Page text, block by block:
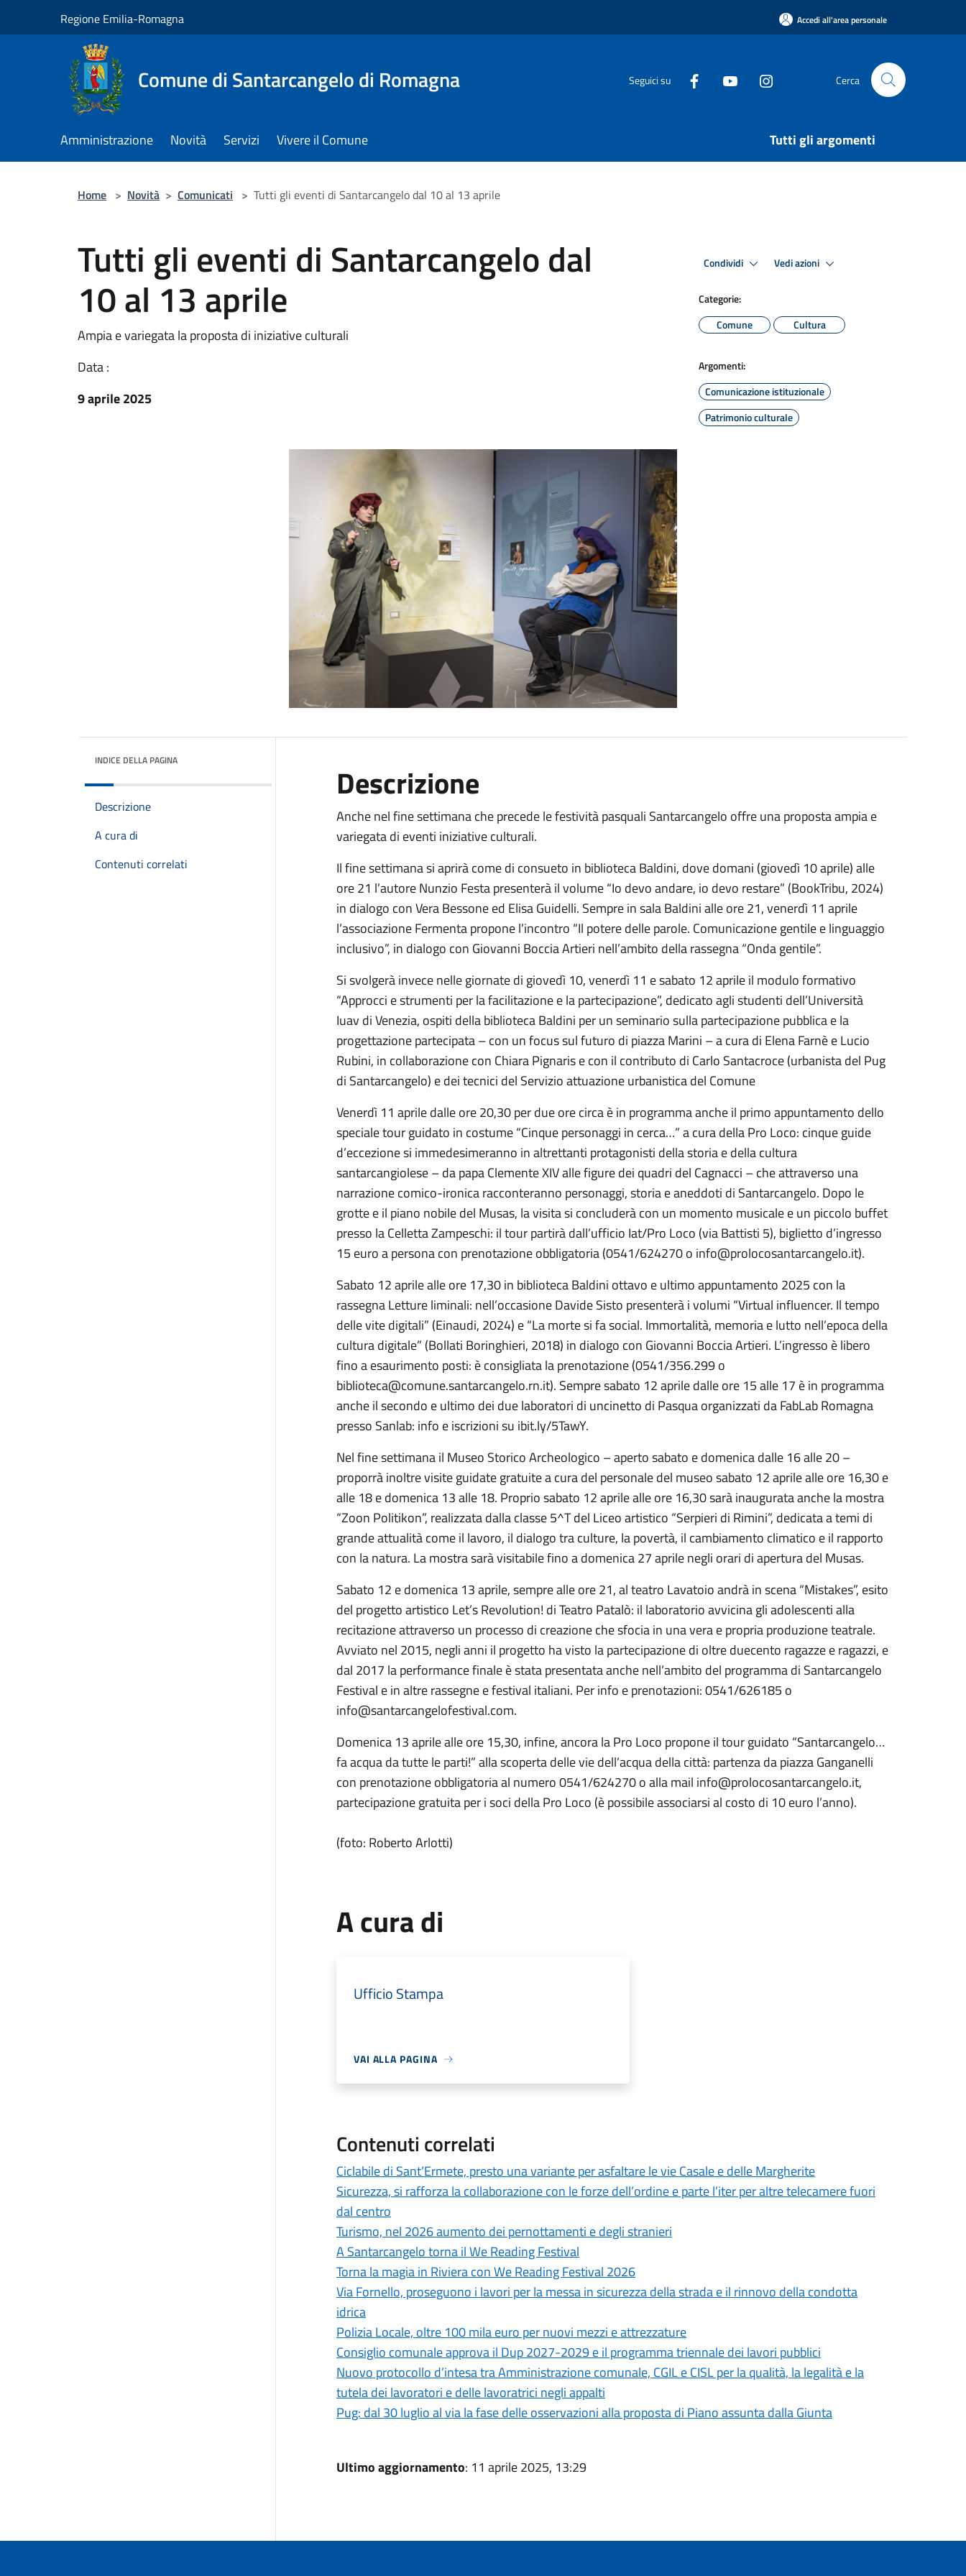
Regione Emilia-Romagna Accedi all'area personale
Comune di Santarcangelo di Romagna Seguici su Cerca
Amministrazione Novità Servizi Vivere il Comune Tutti gli argomenti
Home > Novità > Comunicati > Tutti gli eventi di Santarcangelo dal 10 al 13 aprile
Tutti gli eventi di Santarcangelo dal
10 al 13 aprile
Ampia e variegata la proposta di iniziative culturali
Data :
9 aprile 2025
Condividi Vedi azioni
Categorie:
Comune
Cultura
Argomenti:
Comunicazione istituzionale
Patrimonio culturale
INDICE DELLA PAGINA
Descrizione
A cura di
Contenuti correlati
Descrizione
Anche nel fine settimana che precede le festività pasquali Santarcangelo offre una proposta ampia e
variegata di eventi iniziative culturali.
Il fine settimana si aprirà come di consueto in biblioteca Baldini, dove domani (giovedì 10 aprile) alle
ore 21 l’autore Nunzio Festa presenterà il volume “Io devo andare, io devo restare” (BookTribu, 2024)
in dialogo con Vera Bessone ed Elisa Guidelli. Sempre in sala Baldini alle ore 21, venerdì 11 aprile
l’associazione Fermenta propone l’incontro “Il potere delle parole. Comunicazione gentile e linguaggio
inclusivo”, in dialogo con Giovanni Boccia Artieri nell’ambito della rassegna “Onda gentile”.
Si svolgerà invece nelle giornate di giovedì 10, venerdì 11 e sabato 12 aprile il modulo formativo
“Approcci e strumenti per la facilitazione e la partecipazione”, dedicato agli studenti dell’Università
Iuav di Venezia, ospiti della biblioteca Baldini per un seminario sulla partecipazione pubblica e la
progettazione partecipata – con un focus sul futuro di piazza Marini – a cura di Elena Farnè e Lucio
Rubini, in collaborazione con Chiara Pignaris e con il contributo di Carlo Santacroce (urbanista del Pug
di Santarcangelo) e dei tecnici del Servizio attuazione urbanistica del Comune
Venerdì 11 aprile dalle ore 20,30 per due ore circa è in programma anche il primo appuntamento dello
speciale tour guidato in costume “Cinque personaggi in cerca…” a cura della Pro Loco: cinque guide
d’eccezione si immedesimeranno in altrettanti protagonisti della storia e della cultura
santarcangiolese – da papa Clemente XIV alle figure dei quadri del Cagnacci – che attraverso una
narrazione comico-ironica racconteranno personaggi, storia e aneddoti di Santarcangelo. Dopo le
grotte e il piano nobile del Musas, la visita si concluderà con un momento musicale e un piccolo buffet
presso la Celletta Zampeschi: il tour partirà dall’ufficio Iat/Pro Loco (via Battisti 5), biglietto d’ingresso
15 euro a persona con prenotazione obbligatoria (0541/624270 o info@prolocosantarcangelo.it).
Sabato 12 aprile alle ore 17,30 in biblioteca Baldini ottavo e ultimo appuntamento 2025 con la
rassegna Letture liminali: nell’occasione Davide Sisto presenterà i volumi “Virtual influencer. Il tempo
delle vite digitali” (Einaudi, 2024) e “La morte si fa social. Immortalità, memoria e lutto nell’epoca della
cultura digitale” (Bollati Boringhieri, 2018) in dialogo con Giovanni Boccia Artieri. L’ingresso è libero
fino a esaurimento posti: è consigliata la prenotazione (0541/356.299 o
biblioteca@comune.santarcangelo.rn.it). Sempre sabato 12 aprile dalle ore 15 alle 17 è in programma
anche il secondo e ultimo dei due laboratori di uncinetto di Pasqua organizzati da FabLab Romagna
presso Sanlab: info e iscrizioni su ibit.ly/5TawY.
Nel fine settimana il Museo Storico Archeologico – aperto sabato e domenica dalle 16 alle 20 –
proporrà inoltre visite guidate gratuite a cura del personale del museo sabato 12 aprile alle ore 16,30 e
alle 18 e domenica 13 alle 18. Proprio sabato 12 aprile alle ore 16,30 sarà inaugurata anche la mostra
“Zoon Politikon”, realizzata dalla classe 5^T del Liceo artistico “Serpieri di Rimini”, dedicata a temi di
grande attualità come il lavoro, il dialogo tra culture, la povertà, il cambiamento climatico e il rapporto
con la natura. La mostra sarà visitabile fino a domenica 27 aprile negli orari di apertura del Musas.
Sabato 12 e domenica 13 aprile, sempre alle ore 21, al teatro Lavatoio andrà in scena “Mistakes”, esito
del progetto artistico Let’s Revolution! di Teatro Patalò: il laboratorio avvicina gli adolescenti alla
recitazione attraverso un processo di creazione che sfocia in una vera e propria produzione teatrale.
Avviato nel 2015, negli anni il progetto ha visto la partecipazione di oltre duecento ragazze e ragazzi, e
dal 2017 la performance finale è stata presentata anche nell’ambito del programma di Santarcangelo
Festival e in altre rassegne e festival italiani. Per info e prenotazioni: 0541/626185 o
info@santarcangelofestival.com.
Domenica 13 aprile alle ore 15,30, infine, ancora la Pro Loco propone il tour guidato “Santarcangelo…
fa acqua da tutte le parti!” alla scoperta delle vie dell’acqua della città: partenza da piazza Ganganelli
con prenotazione obbligatoria al numero 0541/624270 o alla mail info@prolocosantarcangelo.it,
partecipazione gratuita per i soci della Pro Loco (è possibile associarsi al costo di 10 euro l’anno).
(foto: Roberto Arlotti)
A cura di
Ufficio Stampa
VAI ALLA PAGINA
Contenuti correlati
Ciclabile di Sant’Ermete, presto una variante per asfaltare le vie Casale e delle Margherite
Sicurezza, si rafforza la collaborazione con le forze dell’ordine e parte l’iter per altre telecamere fuori
dal centro
Turismo, nel 2026 aumento dei pernottamenti e degli stranieri
A Santarcangelo torna il We Reading Festival
Torna la magia in Riviera con We Reading Festival 2026
Via Fornello, proseguono i lavori per la messa in sicurezza della strada e il rinnovo della condotta
idrica
Polizia Locale, oltre 100 mila euro per nuovi mezzi e attrezzature
Consiglio comunale approva il Dup 2027-2029 e il programma triennale dei lavori pubblici
Nuovo protocollo d’intesa tra Amministrazione comunale, CGIL e CISL per la qualità, la legalità e la
tutela dei lavoratori e delle lavoratrici negli appalti
Pug: dal 30 luglio al via la fase delle osservazioni alla proposta di Piano assunta dalla Giunta
Ultimo aggiornamento: 11 aprile 2025, 13:29